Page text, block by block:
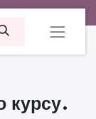
курсу.